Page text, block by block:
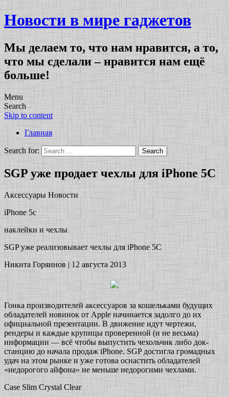
Новости в мире гаджетов
Мы делаем то, что нам нравится, а то,
что мы сделали – нравится нам ещё
больше!
Menu
Search
Skip to content
Главная
Search for:
SGP уже продает чехлы для iPhone 5C
Аксессуары Новости
iPhone 5c
наклейки и чехлы
SGP уже реализовывает чехлы для iPhone 5C
Никита Горяинов | 12 августа 2013
Гонка производителей аксессуаров за кошельками будущих
обладателей новинок от Apple начинается задолго до их
официальной презентации. В движение идут чертежи,
рендеры и каждые крупицы проверенной (и не весьма)
информации — всё чтобы выпустить чехольчик либо док-
станцию до начала продаж iPhone. SGP достигла громадных
удач на этом рынке и уже готова оснастить обладателей
«недорогого айфона» не меньше недорогими чехлами.
Case Slim Crystal Clear